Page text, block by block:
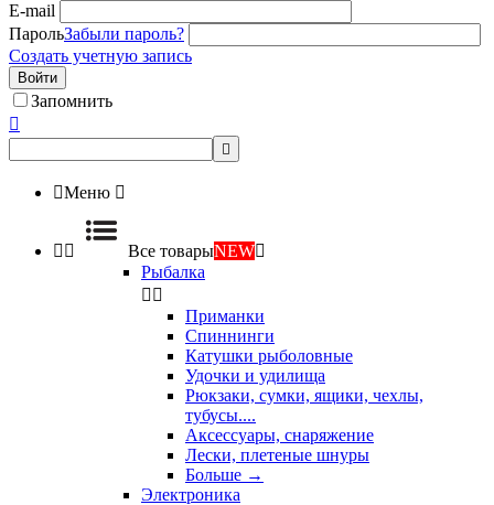
E-mail
ПарольЗабыли пароль?
Создать учетную запись
Войти
Запомнить


Меню 
  Все товарыNEW
Рыбалка
 
Приманки
Спиннинги
Катушки рыболовные
Удочки и удилища
Рюкзаки, сумки, ящики, чехлы,
тубусы....
Аксессуары, снаряжение
Лески, плетеные шнуры
Больше →
Электроника